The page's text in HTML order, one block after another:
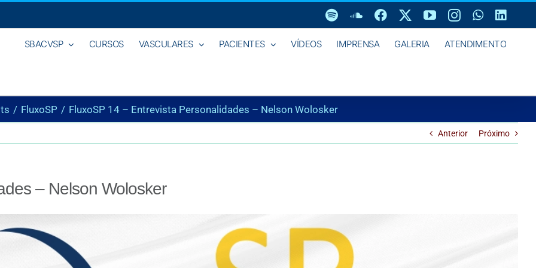
SpotifySoundCloud
FacebookYouTubeInstagram
SBACVSP CURSOS VASCULARES PACIENTES VÍDEOS IMPRENSA GALERIA ATENDIMENTO
FluxoSP FluxoSP 14 – Entrevista Personalidades – Nelson Wolosker
Anterior Próximo
– Nelson Wolosker